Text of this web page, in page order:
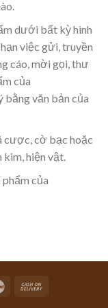
dưới bất kỳ hình
việc gửi, truyền
cáo, mời gọi, thư
của
bằng văn bản của
cược, cờ bạc hoặc
kim, hiện vật.
phẩm của